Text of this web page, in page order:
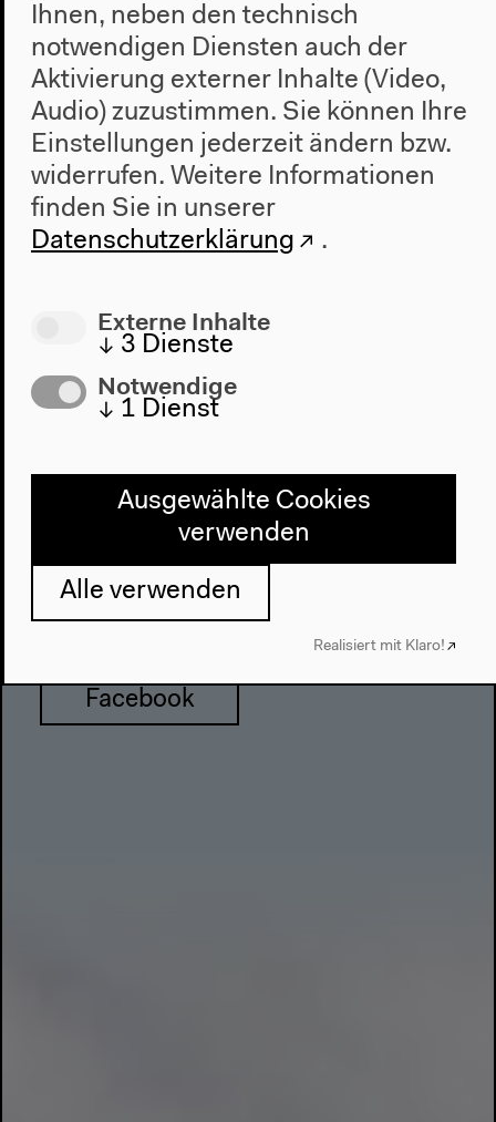
Presse
Team
Datenschutzeinstellungen
Datenschutzerklärung
Impressum
Haus der Kulturen der Welt
John-Foster-Dulles-Allee 10, 10557
Tel + 49 30 397 87 0
info@hkw.de
Instagram
Twitter
Facebook
Ihnen, neben den technisch
notwendigen Diensten auch der
Aktivierung externer Inhalte (Video,
Audio) zuzustimmen. Sie können Ihre
Einstellungen jederzeit ändern bzw.
widerrufen. Weitere Informationen
finden Sie in unserer
Datenschutzerklärung
.
Externe Inhalte
↓ 3 Dienste
Notwendige
↓ 1 Dienst
Ausgewählte Cookies
verwenden
Alle verwenden
Realisiert mit Klaro!